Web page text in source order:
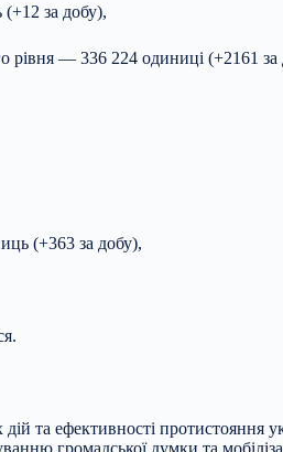
за добу),
рівня — 336 224 одиниці (+2161 за
(+363 за добу),
та ефективності протистояння
громадської думки та